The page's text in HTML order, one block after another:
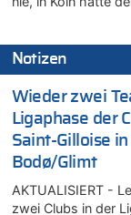
Notizen
Wieder zwei
Ligaphase der
Saint-Gilloise
Bodø/Glimt
AKTUALISIERT -
zwei Clubs in der